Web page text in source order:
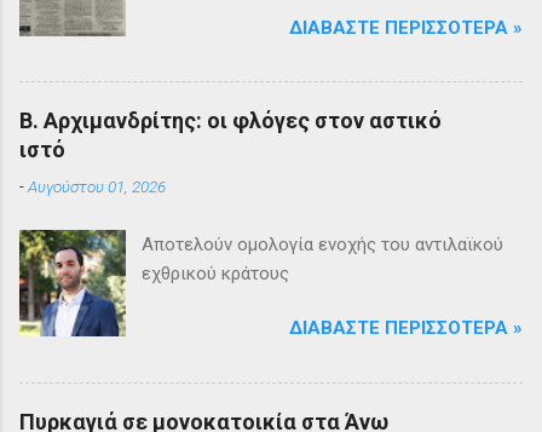
ΔΙΑΒΆΣΤΕ ΠΕΡΙΣΣΌΤΕΡΑ »
Β. Αρχιμανδρίτης: οι φλόγες στον αστικό
ιστό
-Αυγούστου 01, 2026
Αποτελούν ομολογία ενοχής του αντιλαϊκού
εχθρικού κράτους
ΔΙΑΒΆΣΤΕ ΠΕΡΙΣΣΌΤΕΡΑ »
Πυρκαγιά σε μονοκατοικία στα Άνω